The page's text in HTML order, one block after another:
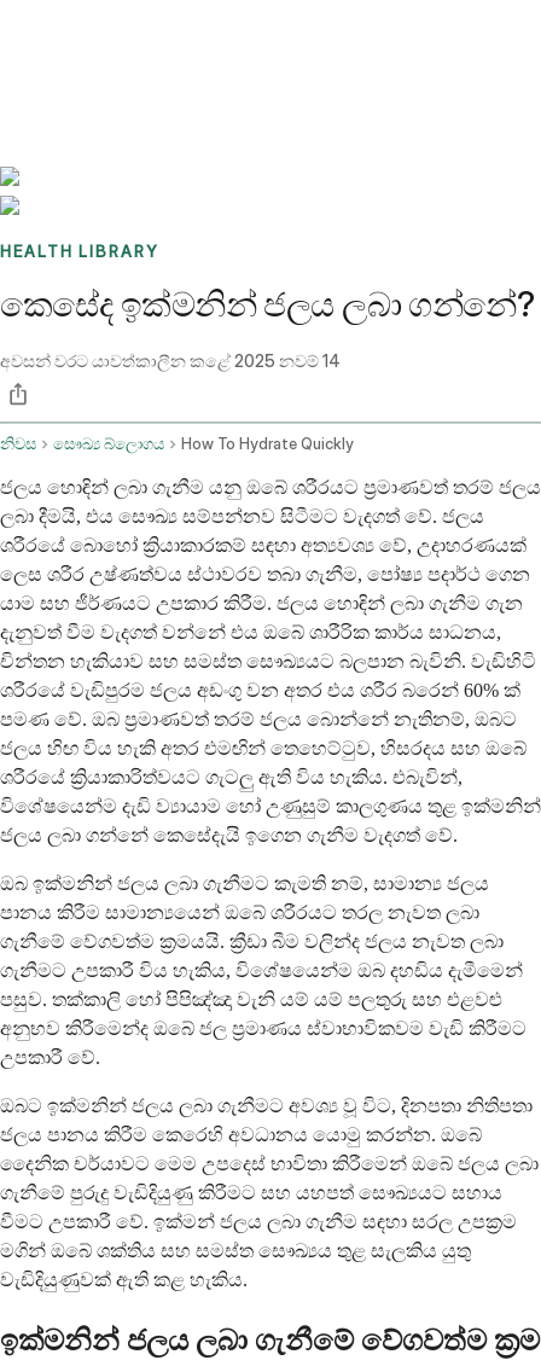
HEALTH LIBRARY
කෙසේද ඉක්මනින් ජලය ලබා ගන්නේ?
අවසන් වරට යාවත්කාලීන කළේ2025 නවම් 14
නිවස සෞඛ්‍ය බ්ලොගය How To Hydrate Quickly
ජලය හොඳින් ලබා ගැනීම යනු ඔබේ ශරීරයට ප්‍රමාණවත් තරම් ජලය
ලබා දීමයි, එය සෞඛ්‍ය සම්පන්නව සිටීමට වැදගත් වේ. ජලය
ශරීරයේ බොහෝ ක්‍රියාකාරකම් සඳහා අත්‍යවශ්‍ය වේ, උදාහරණයක්
ලෙස ශරීර උෂ්ණත්වය ස්ථාවරව තබා ගැනීම, පෝෂ්‍ය පදාර්ථ ගෙන
යාම සහ ජීර්ණයට උපකාර කිරීම. ජලය හොඳින් ලබා ගැනීම ගැන
දැනුවත් වීම වැදගත් වන්නේ එය ඔබේ ශාරීරික කාර්ය සාධනය,
චින්තන හැකියාව සහ සමස්ත සෞඛ්‍යයට බලපාන බැවිනි. වැඩිහිටි
ශරීරයේ වැඩිපුරම ජලය අඩංගු වන අතර එය ශරීර බරෙන් 60% ක්
පමණ වේ. ඔබ ප්‍රමාණවත් තරම් ජලය බොන්නේ නැතිනම්, ඔබට
ජලය හිඟ විය හැකි අතර එමඟින් තෙහෙට්ටුව, හිසරදය සහ ඔබේ
ශරීරයේ ක්‍රියාකාරිත්වයට ගැටලු ඇති විය හැකිය. එබැවින්,
විශේෂයෙන්ම දැඩි ව්‍යායාම හෝ උණුසුම් කාලගුණය තුළ ඉක්මනින්
ජලය ලබා ගන්නේ කෙසේදැයි ඉගෙන ගැනීම වැදගත් වේ.
ඔබ ඉක්මනින් ජලය ලබා ගැනීමට කැමති නම්, සාමාන්‍ය ජලය
පානය කිරීම සාමාන්‍යයෙන් ඔබේ ශරීරයට තරල නැවත ලබා
ගැනීමේ වේගවත්ම ක්‍රමයයි. ක්‍රීඩා බීම වලින්ද ජලය නැවත ලබා
ගැනීමට උපකාරී විය හැකිය, විශේෂයෙන්ම ඔබ දහඩිය දැමීමෙන්
පසුව. තක්කාලි හෝ පිපිඤ්ඤා වැනි යම් යම් පලතුරු සහ එළවළු
අනුභව කිරීමෙන්ද ඔබේ ජල ප්‍රමාණය ස්වාභාවිකවම වැඩි කිරීමට
උපකාරී වේ.
ඔබට ඉක්මනින් ජලය ලබා ගැනීමට අවශ්‍ය වූ විට, දිනපතා නිතිපතා
ජලය පානය කිරීම කෙරෙහි අවධානය යොමු කරන්න. ඔබේ
දෛනික චර්යාවට මෙම උපදෙස් භාවිතා කිරීමෙන් ඔබේ ජලය ලබා
ගැනීමේ පුරුදු වැඩිදියුණු කිරීමට සහ යහපත් සෞඛ්‍යයට සහාය
වීමට උපකාරී වේ. ඉක්මන් ජලය ලබා ගැනීම සඳහා සරල උපක්‍රම
මගින් ඔබේ ශක්තිය සහ සමස්ත සෞඛ්‍යය තුළ සැලකිය යුතු
වැඩිදියුණුවක් ඇති කළ හැකිය.
ඉක්මනින් ජලය ලබා ගැනීමේ වේගවත්ම ක්‍රම